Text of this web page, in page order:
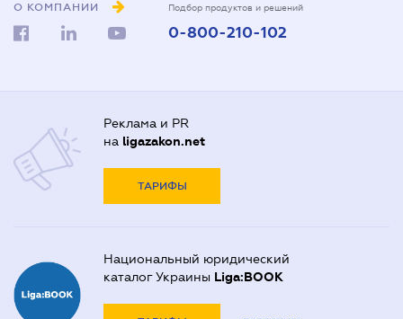
О КОМПАНИИ Подбор продуктов и решений
0-800-210-102
Реклама и PR
на ligazakon.net
ТАРИФЫ
Национальный юридический
каталог Украины Liga:BOOK